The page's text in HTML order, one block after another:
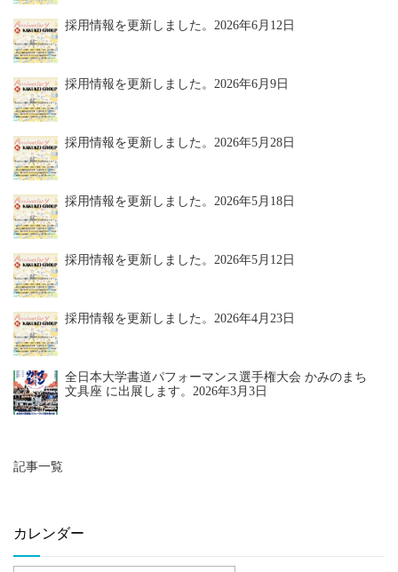
採用情報を更新しました。 2026年6月12日
採用情報を更新しました。 2026年6月9日
採用情報を更新しました。 2026年5月28日
採用情報を更新しました。 2026年5月18日
採用情報を更新しました。 2026年5月12日
採用情報を更新しました。 2026年4月23日
全日本大学書道パフォーマンス選手権大会 かみのまち
文具座 に出展します。 2026年3月3日
記事一覧
カレンダー